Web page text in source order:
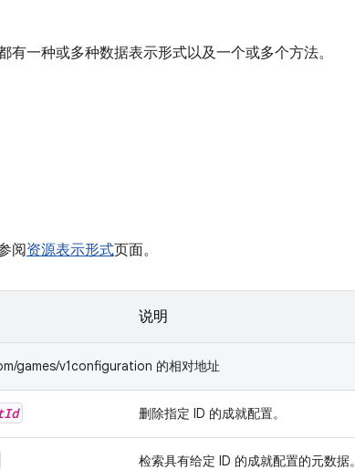
一种或多种数据表示形式以及一个或多个方法。
阅资源表示形式页面。
说明
games/v1configuration 的相对地址
Id 删除指定 ID 的成就配置。
检索具有给定 ID 的成就配置的元数据。